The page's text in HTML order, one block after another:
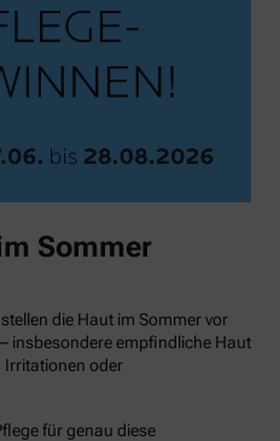
Sommer
die Haut im Sommer vor
insbesondere empfindliche Haut
Irritationen oder
für genau diese